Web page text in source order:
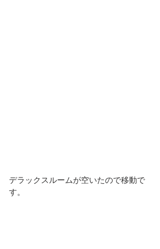
デラックスルームが空いたので移動で
す。